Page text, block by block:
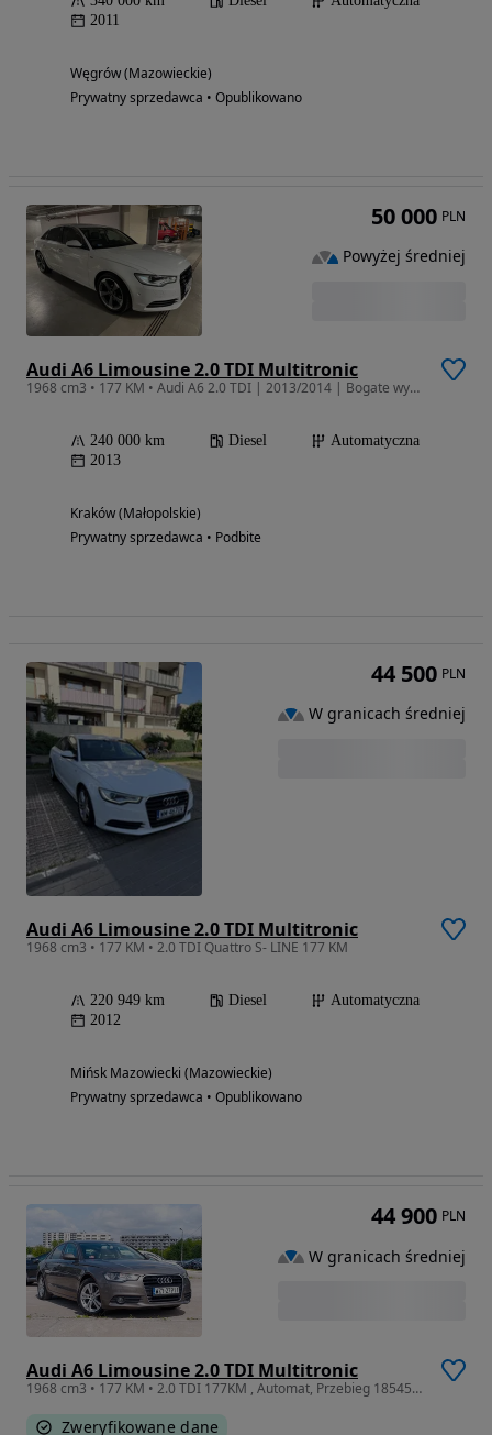
2011
Węgrów (Mazowieckie)
Prywatny sprzedawca • Opublikowano
Audi A6 Limousine 2.0 TDI Multitronic
1968 cm3 • 177 KM • Audi A6 2.0 TDI | 2013/2014 | Bogate wyposażenie
240 000 km Diesel
Automatyczna
2013
Kraków (Małopolskie)
Prywatny sprzedawca • Podbite
50 000 PLN
Powyżej średniej
Audi A6 Limousine 2.0 TDI Multitronic
1968 cm3 • 177 KM • 2.0 TDI Quattro S- LINE 177 KM
220 949 km Diesel
Automatyczna
2012
Mińsk Mazowiecki (Mazowieckie)
Prywatny sprzedawca • Opublikowano
44 500 PLN
W granicach średniej
Audi A6 Limousine 2.0 TDI Multitronic
1968 cm3 • 177 KM • 2.0 TDI 177KM , Automat, Przebieg 185451km, Skórzana tapicerka
Zweryfikowane dane
44 900 PLN
W granicach średniej